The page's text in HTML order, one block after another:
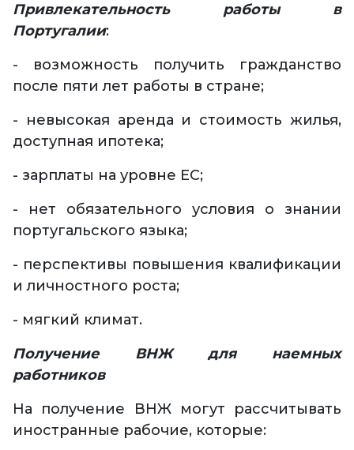
Привлекательность работы в
Португалии:
- возможность получить гражданство
после пяти лет работы в стране;
- невысокая аренда и стоимость жилья,
доступная ипотека;
- зарплаты на уровне ЕС;
- нет обязательного условия о знании
португальского языка;
- перспективы повышения квалификации
и личностного роста;
- мягкий климат.
Получение ВНЖ для наемных
работников
На получение ВНЖ могут рассчитывать
иностранные рабочие, которые: